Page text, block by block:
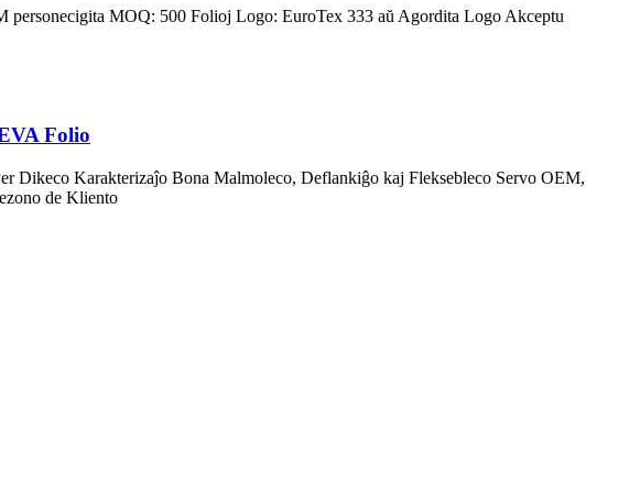
MOQ: 500 Folioj Logo: EuroTex 333 aŭ Agordita Logo Akceptu
Folio
Dikeco Karakterizaĵo Bona Malmoleco, Deflankiĝo kaj Fleksebleco Servo OEM,
de Kliento